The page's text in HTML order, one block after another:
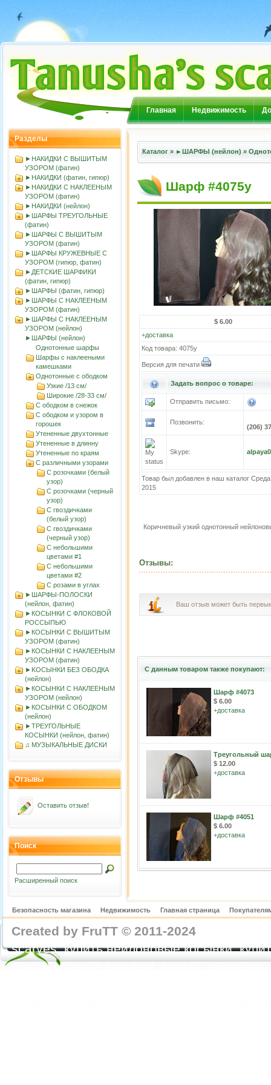
Главная Недвижимость
Разделы
►НАКИДКИ С ВЫШИТЫМ
УЗОРОМ (фатин)
►НАКИДКИ (фатин, гипюр)
►НАКИДКИ С НАКЛЕЕНЫМ
УЗОРОМ (фатин)
►НАКИДКИ (нейлон)
►ШАРФЫ ТРЕУГОЛЬНЫЕ
(фатин)
►ШАРФЫ С ВЫШИТЫМ
УЗОРОМ (фатин)
►ШАРФЫ КРУЖЕВНЫЕ С
УЗОРОМ (гипюр, фатин)
►ДЕТСКИЕ ШАРФИКИ
(фатин, гипюр)
►ШАРФЫ (фатин, гипюр)
►ШАРФЫ С НАКЛЕЕНЫМ
УЗОРОМ (фатин)
►ШАРФЫ С НАКЛЕЕНЫМ
УЗОРОМ (нейлон)
►ШАРФЫ (нейлон)
Однотонные шарфы
Шарфы с наклееными
камешками
Однотонные с ободком
Узкие /13 cм/
Широкие /28-33 cм/
С ободком в снежок
С ободком и узором в
горошек
Утененные двухтонные
Утененные в длинну
Утененные по краям
С различными узорами
С розочками (белый
узор)
С розочками (черный
узор)
С гвоздичками
(белый узор)
С гвоздичками
(черный узор)
С небольшими
цветами #1
С небольшими
цветами #2
С розами в углах
►ШАРФЫ-ПОЛОСКИ
(нейлон, фатин)
►КОСЫНКИ С ФЛОКОВОЙ
РОССЫПЬЮ
►КОСЫНКИ С ВЫШИТЫМ
УЗОРОМ (фатин)
►КОСЫНКИ С НАКЛЕЕНЫМ
УЗОРОМ (фатин)
►KOСЫНКИ БЕЗ ОБОДКА
(нейлон)
►КОСЫНКИ С НАКЛЕЕНЫМ
УЗОРОМ (нейлон)
►КОСЫНКИ С ОБОДКОМ
(нейлон)
►ТРЕУГОЛЬНЫЕ
КОСЫНКИ (нейлон, фатин)
♫ МУЗЫКАЛЬНЫЕ ДИСКИ
Отзывы
Оставить отзыв!
Поиск
Расширенный поиск
Каталог » ►ШАРФЫ (нейлон) »
Шарф #4075у
$ 6.00
+доставка
Код товара: 4075у
Версия для печати
Задать вопрос о товаре:
Отправить письмо:
Позвонить:
(206)
Skype:
Товар был добавлен в наш каталог
2015
Коричневый узкий однотонный
Отзывы:
Ваш отзыв может быть
С данным товаром также покупают:
Шарф #4073
$ 6.00
+доставка
Треугольный
$ 12.00
+доставка
Шарф #4051
$ 6.00
+доставка
Безопасность магазина Недвижимость Главная страница
Created by FruTT © 2011-2024
scarves, купить нейлоновые косынки,
купить газовые косынки, купить